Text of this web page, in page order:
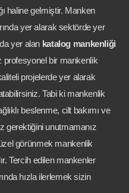
haline gelmiştir. Manken
yer alarak sektörde yer
yer alan katalog mankenliği
profesyonel bir mankenlik
projelerde yer alarak
Tabi ki mankenlik
beslenme, cilt bakımı ve
gerektiğini unutmamanız
görünmek mankenlik
Tercih edilen mankenler
hızla ilerlemek sizin